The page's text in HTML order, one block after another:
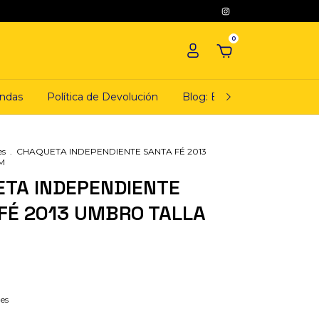
0
Política de Devolución Blog: El ciudadano
. CHAQUETA INDEPENDIENTE SANTA FÉ 2013
INDEPENDIENTE
2013 UMBRO TALLA